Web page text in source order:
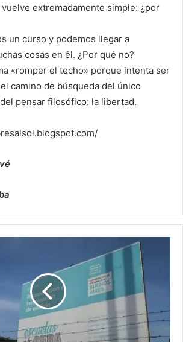
extremadamente simple: ¿por
un curso y podemos llegar a
cosas en él. ¿Por qué no?
«romper el techo» porque intenta ser
camino de búsqueda del único
pensar filosófico: la libertad.